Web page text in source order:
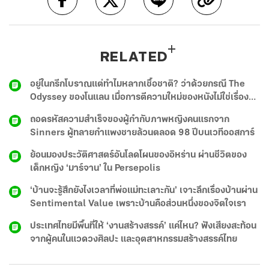
RELATED
อยู่ในกรีกโบราณแต่ทำไมหลากเชื้อชาติ? ว่าด้วยกรณี The
Odyssey ของโนแลน เมื่อการตีความใหม่ของหนังไม่ใช่เรื่อง
แปลก แต่อาจมอบมิติใหม่แบบแนวคิดละครเวที
ถอดรหัสความสำเร็จของผู้กำกับภาพหญิงคนแรกจาก
Sinners ผู้ทลายกำแพงชายล้วนตลอด 98 ปีบนเวทีออสการ์
ย้อนมองประวัติศาสตร์อันโลดโผนของอิหร่าน ผ่านชีวิตของ
เด็กหญิง ‘มาร์จาน’ ใน Persepolis
‘บ้านจะรู้สึกยังไงเวลาที่พ่อแม่ทะเลาะกัน’ เจาะลึกเรื่องบ้านผ่าน
Sentimental Value เพราะบ้านคือส่วนหนึ่งของจิตใจเรา
ประเทศไทยมีพื้นที่ให้ ‘งานสร้างสรรค์’ แค่ไหน? ฟังเสียงสะท้อน
จากผู้คนในแวดวงศิลปะ และอุตสาหกรรมสร้างสรรค์ไทย